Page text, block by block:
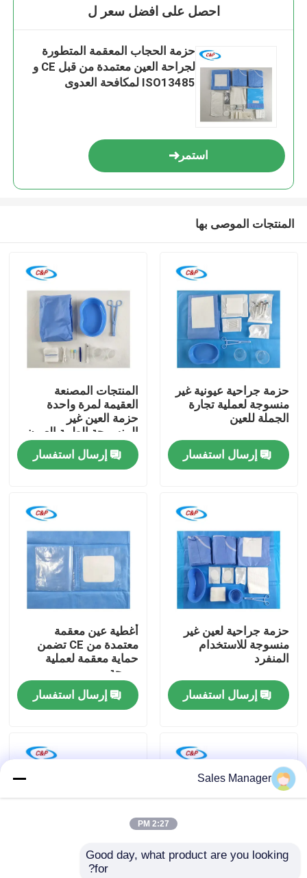
فيديوهات
برنامج VR
حولنا
جولة في المصنع
اتصل بنا
احصل على افضل سعر ل
حزمة الحجاب المعقمة المتطورة
لجراحة العين معتمدة من قبل CE و
ISO13485 لمكافحة العدوى
استمر
المنتجات الموصى بها
حزمة جراحية عيونية غير
منسوجة لعملية تجارة
الجملة للعين
إرسال استفسار
المنتجات المصنعة
العقيمة لمرة واحدة
حزمة العين غير
المنسوجة الطبية العيون
الجراحية
إرسال استفسار
حزمة جراحية لعين غير
منسوجة للاستخدام
المنفرد
إرسال استفسار
أغطية عين معقمة
معتمدة من CE تضمن
حماية معقمة لعملية
مريحة
إرسال استفسار
حزمة الحجاب المعقمة
Sales Manager
2:27 PM
Good day, what product are you looking
for?